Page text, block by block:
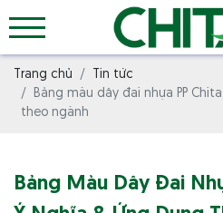
Trang chủ
Tin tức
Bảng màu dây đai nhựa PP
theo ngành
Bảng Màu Dây Đai